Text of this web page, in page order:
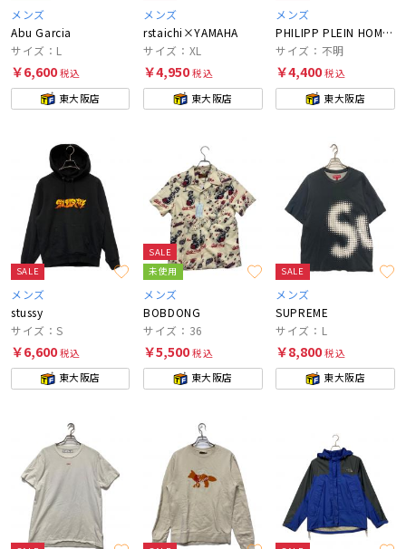
メンズ
Abu Garcia
サイズ：L
￥6,600税込
東大阪店
メンズ
rstaichi×YAMAHA
サイズ：XL
￥4,950税込
東大阪店
メンズ
PHILIPP PLEIN HOMME
サイズ：不明
￥4,400税込
東大阪店
SALE
メンズ
stussy
サイズ：S
￥6,600税込
東大阪店
SALE
未使用
メンズ
BOBDONG
サイズ：36
￥5,500税込
東大阪店
SALE
メンズ
SUPREME
サイズ：L
￥8,800税込
東大阪店